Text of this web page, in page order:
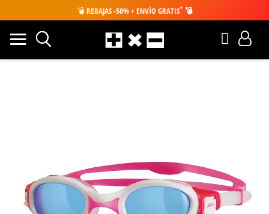
💣 REBAJAS -50% + ENVÍO GRATIS* 💣